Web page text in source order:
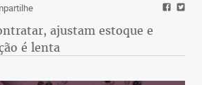
ajustam estoque e
é lenta